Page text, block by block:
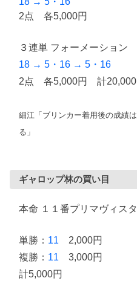
2点 各5,000円
３連単 フォーメーション
18 → 5・16 → 5・16
2点 各5,000円 計20,000
細江「ブリンカー着用後の成績
る」
ギャロップ林の買い目
本命 １１番プリマヴィ
単勝： 11 2,000円
複勝： 11 3,000円
計5,000円